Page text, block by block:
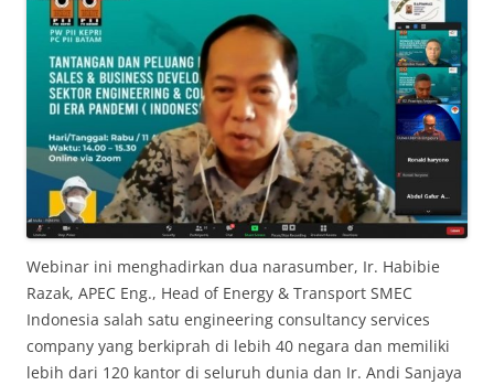
Webinar ini menghadirkan dua narasumber, Ir. Habibie
Razak, APEC Eng., Head of Energy & Transport SMEC
Indonesia salah satu engineering consultancy services
company yang berkiprah di lebih 40 negara dan memiliki
lebih dari 120 kantor di seluruh dunia dan Ir. Andi Sanjaya